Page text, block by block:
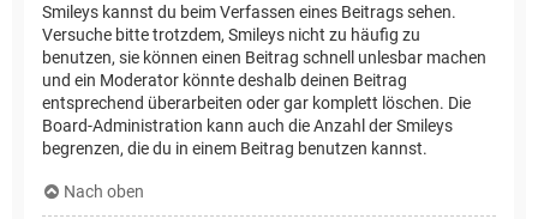
Smileys kannst du beim Verfassen eines Beitrags sehen.
Versuche bitte trotzdem, Smileys nicht zu häufig zu
benutzen, sie können einen Beitrag schnell unlesbar machen
und ein Moderator könnte deshalb deinen Beitrag
entsprechend überarbeiten oder gar komplett löschen. Die
Board-Administration kann auch die Anzahl der Smileys
begrenzen, die du in einem Beitrag benutzen kannst.
Nach oben